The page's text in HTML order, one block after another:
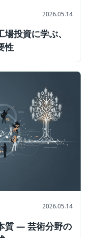
2026.05.14
投資に学ぶ、
性
2026.05.14
質 ― 芸術分野の